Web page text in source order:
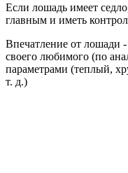
Если лошадь имеет
главным и иметь
Впечатление от лошади
своего любимого (по
параметрами (теплый,
т. д.)